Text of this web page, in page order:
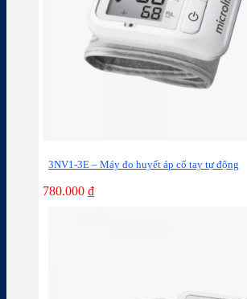
3NV1-3E – Máy đo huyết áp cổ tay tự động
780.000 ₫